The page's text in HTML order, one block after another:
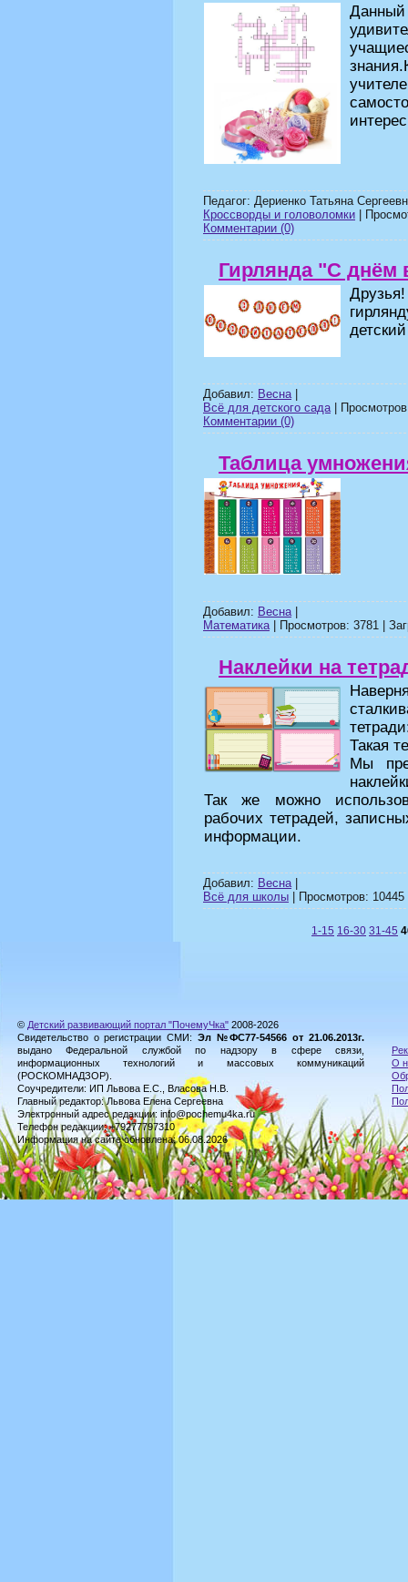
Педагог: Дериенко Татьяна
Кроссворды и головоломки |
Комментарии (0)
Гирлянда "С днём
Добавил: Весна|
Всё для детского сада|
Комментарии (0)
Таблица
Добавил: Весна|
Математика| Просмотров: 3781 |
Наклейки на
Такая
Мы
Так же можно
рабочих тетрадей,
информации.
Добавил: Весна|
Всё для школы | Просмотров:
1-15 16-30 31-45
© Детский развивающий портал "ПочемуЧка" 2008-2026
Свидетельство о регистрации СМИ: Эл №ФС77-54566 от 21.06.2013г.
выдано Федеральной службой по надзору в сфере связи,
информационных технологий и массовых коммуникаций
(РОСКОМНАДЗОР).
Соучредители: ИП Львова Е.С., Власова Н.В.
Главный редактор: Львова Елена Сергеевна
Электронный адрес редакции: info@pochemu4ka.ru
Телефон редакции: +79277797310
Информация на сайте обновлена: 06.08.2026
О